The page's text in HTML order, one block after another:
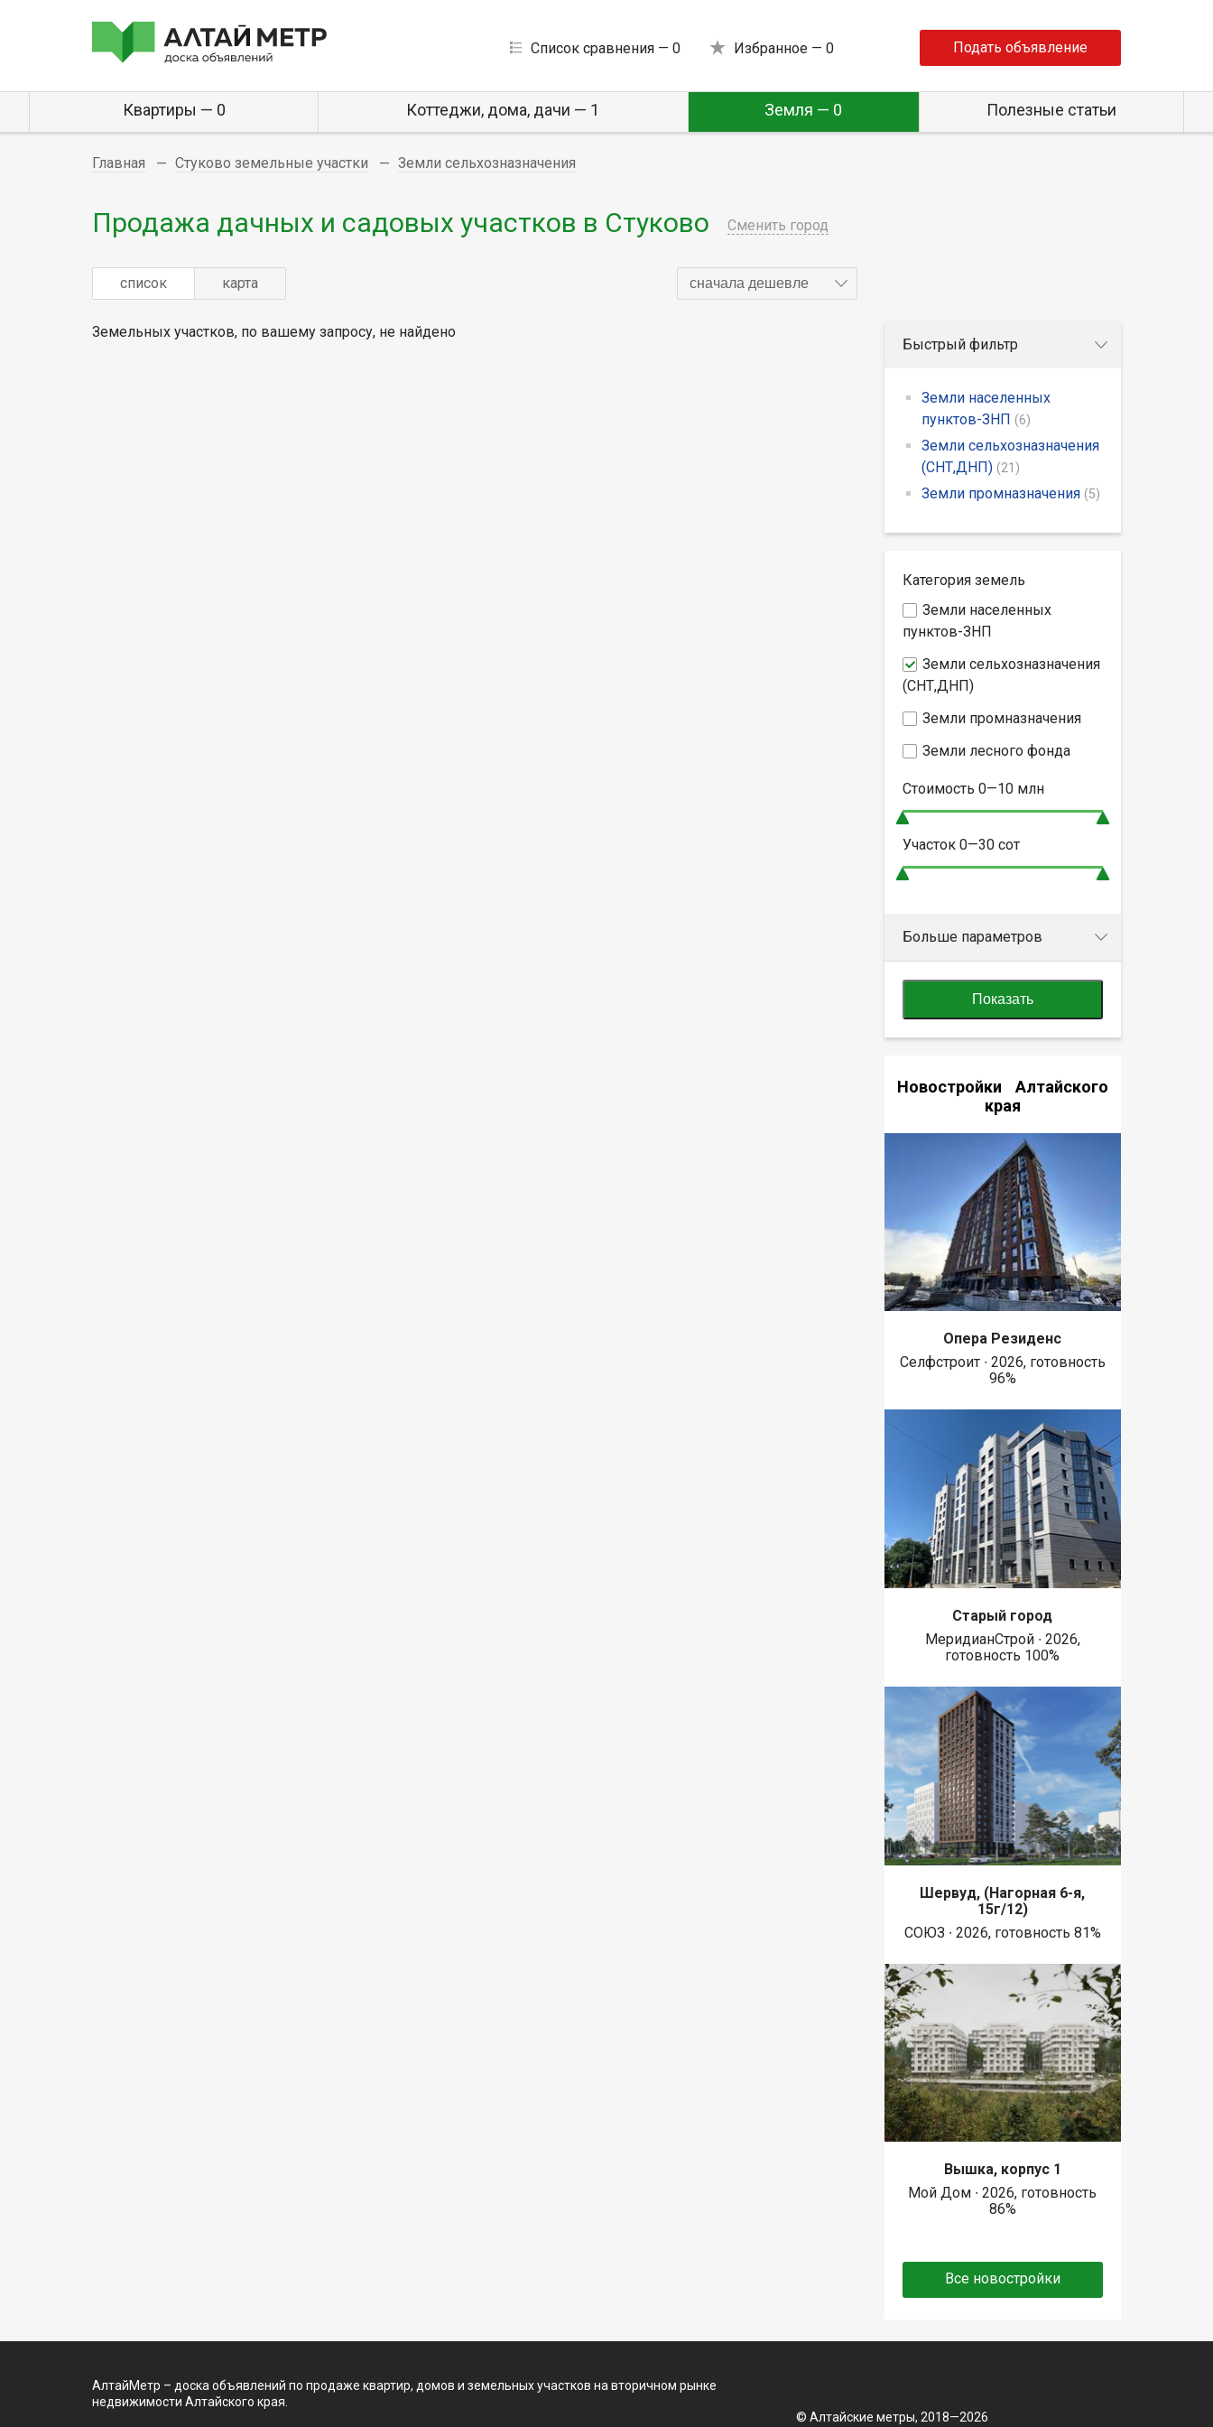
Список сравнения — 0 Избранное — 0 Подать объявление
Квартиры — 0 Коттеджи, дома, дачи — 1 Земля — 0 Полезные статьи
Главная Стуково земельные участки Земли сельхозназначения
Продажа дачных и садовых участков в Стуково Сменить город
список карта сначала дешевле
Земельных участков, по вашему запросу, не найдено
Быстрый фильтр
Земли населенных
пунктов-ЗНП (6)
Земли сельхозназначения
(СНТ,ДНП) (21)
Земли промназначения (5)
Категория земель
Земли населенных
пунктов-ЗНП
Земли сельхозназначения
(СНТ,ДНП)
Земли промназначения
Земли лесного фонда
Стоимость 0—10млн
Участок 0—30сот
Больше параметров
Показать
Новостройки Алтайского
края
Опера Резиденс
Селфстроит ∙ 2026, готовность
96%
Старый город
МеридианСтрой ∙ 2026,
готовность 100%
Шервуд, (Нагорная 6-я,
15г/12)
СОЮЗ ∙ 2026, готовность 81%
Вышка, корпус 1
Мой Дом ∙ 2026, готовность
86%
Все новостройки
АлтайМетр – доска объявлений по продаже квартир, домов и земельных участков на вторичном рынке
недвижимости Алтайского края.
© Алтайские метры, 2018—2026